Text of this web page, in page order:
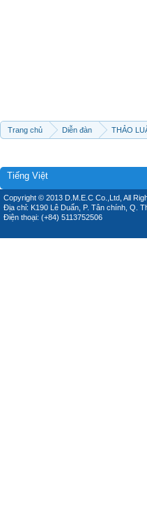
Trang chủ Diễn đàn THẢO
Tiếng Việt
Copyright © 2013 D.M.E.C Co.,Ltd, All
Địa chỉ: K190 Lê Duẩn, P. Tân chính, Q.
Điện thoại: (+84) 5113752506